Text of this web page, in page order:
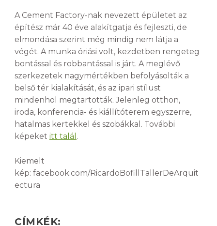
A Cement Factory-nak nevezett épületet az
építész már 40 éve alakítgatja és fejleszti, de
elmondása szerint még mindig nem látja a
végét. A munka óriási volt, kezdetben rengeteg
bontással és robbantással is járt. A meglévő
szerkezetek nagymértékben befolyásolták a
belső tér kialakítását, és az ipari stílust
mindenhol megtartották. Jelenleg otthon,
iroda, konferencia- és kiállítóterem egyszerre,
hatalmas kertekkel és szobákkal. További
képeket itt talál .
Kiemelt
kép: facebook.com/RicardoBofillTallerDeArquit
ectura
CÍMKÉK: